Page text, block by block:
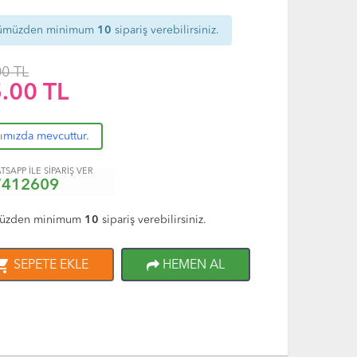
minimum 10 sipariş verebilirsiniz.
TL
TL
mevcuttur.
İLE SİPARİŞ VER
minimum 10 sipariş verebilirsiniz.
SEPETE EKLE HEMEN AL